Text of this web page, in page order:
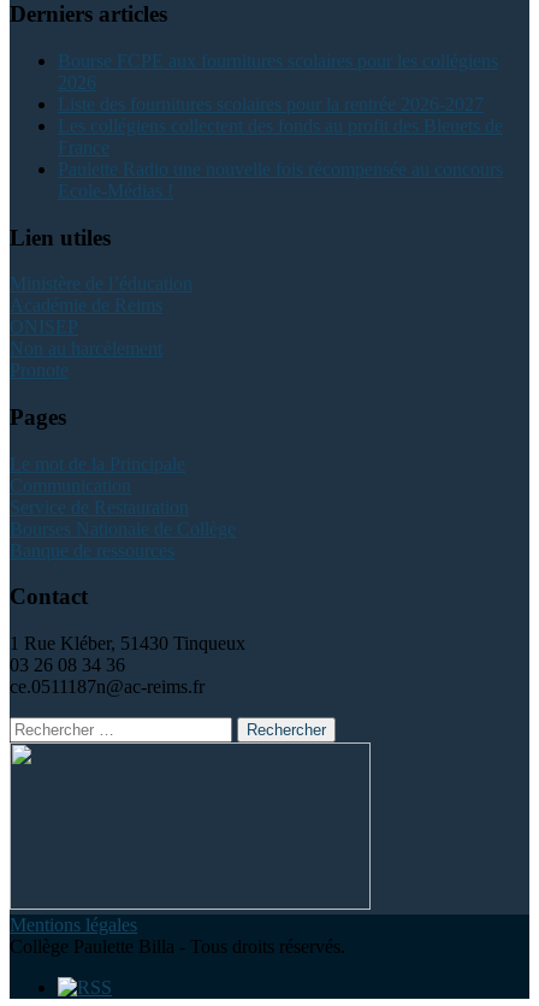
Derniers articles
Bourse FCPE aux fournitures scolaires pour les collégiens
2026
Liste des fournitures scolaires pour la rentrée 2026-2027
Les collégiens collectent des fonds au profit des Bleuets de
France
Paulette Radio une nouvelle fois récompensée au concours
Ecole-Médias !
Lien utiles
Ministère de l’éducation
Académie de Reims
ONISEP
Non au harcèlement
Pronote
Pages
Le mot de la Principale
Communication
Service de Restauration
Bourses Nationale de Collège
Banque de ressources
Contact
1 Rue Kléber, 51430 Tinqueux
03 26 08 34 36
ce.0511187n@ac-reims.fr
Rechercher
:
Mentions légales
Collège Paulette Billa - Tous droits réservés.